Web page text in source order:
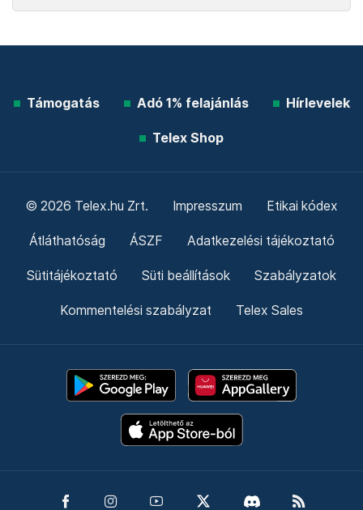
Támogatás Adó 1% felajánlás Hírlevelek
Telex Shop
© 2026 Telex.hu Zrt. Impresszum Etikai kódex
Átláthatóság ÁSZF Adatkezelési tájékoztató
Sütitájékoztató Süti beállítások Szabályzatok
Kommentelési szabályzat Telex Sales